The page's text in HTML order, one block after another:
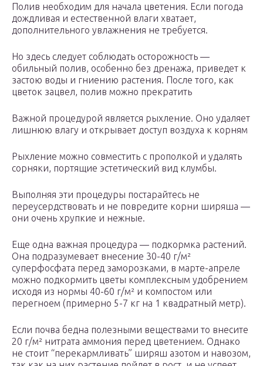
Полив необходим для начала цветения. Если погода
дождливая и естественной влаги хватает,
дополнительного увлажнения не требуется.
Но здесь следует соблюдать осторожность —
обильный полив, особенно без дренажа, приведет к
застою воды и гниению растения. После того, как
цветок зацвел, полив можно прекратить
Важной процедурой является рыхление. Оно удаляет
лишнюю влагу и открывает доступ воздуха к корням
Рыхление можно совместить с прополкой и удалять
сорняки, портящие эстетический вид клумбы.
Выполняя эти процедуры постарайтесь не
переусердствовать и не повредите корни ширяша —
они очень хрупкие и нежные.
Еще одна важная процедура — подкормка растений.
Она подразумевает внесение 30-40 г/м²
суперфосфата перед заморозками, в марте-апреле
можно подкормить цветы комплексным удобрением
исходя из нормы 40-60 г/м² и компостом или
перегноем (примерно 5-7 кг на 1 квадратный метр).
Если почва бедна полезными веществами то внесите
20 г/м² нитрата аммония перед цветением. Однако
не стоит “перекармливать” ширяш азотом и навозом,